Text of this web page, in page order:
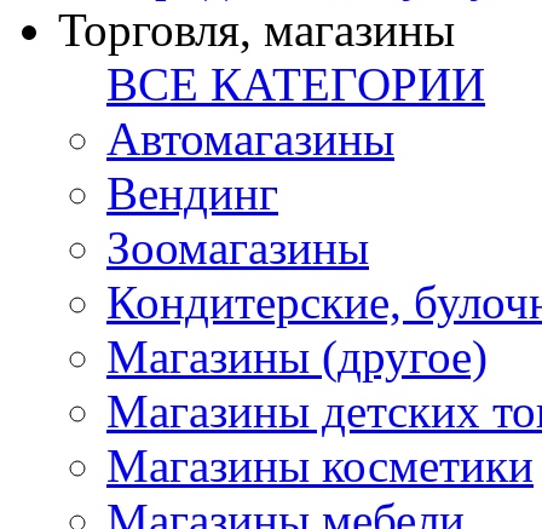
Торговля, магазины
ВСЕ КАТЕГОРИИ
Автомагазины
Вендинг
Зоомагазины
Кондитерские,
Магазины (другое)
Магазины детских
Магазины косметики